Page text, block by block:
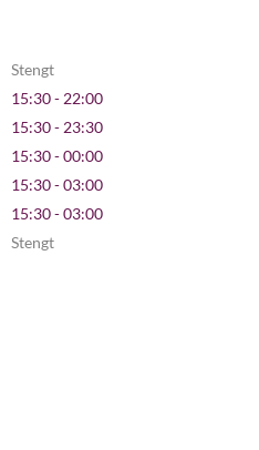
Stengt
15:30 - 22:00
15:30 - 23:30
15:30 - 00:00
15:30 - 03:00
15:30 - 03:00
Stengt